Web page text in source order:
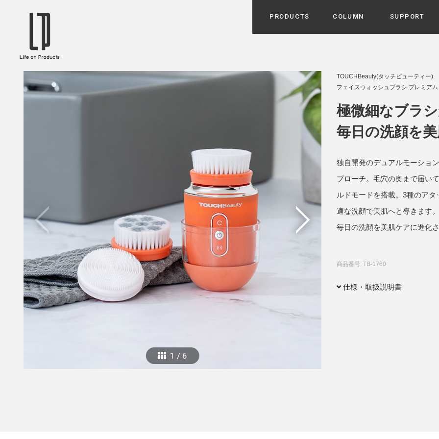
PRODUCTS
Life on Products
冷凍庫 / 掃除用品 / 加湿器 / ハンディ
ファン / ヒーター etc
mercyu
キッチン家電 / 加湿器 / ハンディファ
Sifflus
ハンモック / ティピー / テント etc
陶器エコ加湿器 etc
TOUCHBeauty
美顔器 / 多機能ブラシ / ドライヤー
mottole
家電
家事・生活雑貨
ルームフレグランス
ビューティー
ハンモック・ティピー・テン
ライト・シーリングファン
バイク・アウトドア
ブランド
COLUMN SUPPORT
代表取締役挨拶 / 経営理念 / 方針
B to B SERVICE
法人のお客様向けサービス
SDGs
SDGsへの取り組み
TOUCHBeauty(タッチビューティー)
フェイスウォッシュブラシ プレミア
極微細なブラ
毎日の洗顔を
独自開発のデュアルモーショ
プローチ。毛穴の奥まで届い
ルドモードを搭載。3種のア
適な洗顔で美肌へと導きます
毎日の洗顔を美肌ケアに進化
商品番号: TB-1760
仕様・取扱説明書
1 / 6